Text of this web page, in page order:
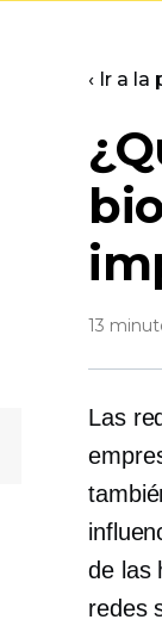
‹ Ir a
13
Las
de las
redes